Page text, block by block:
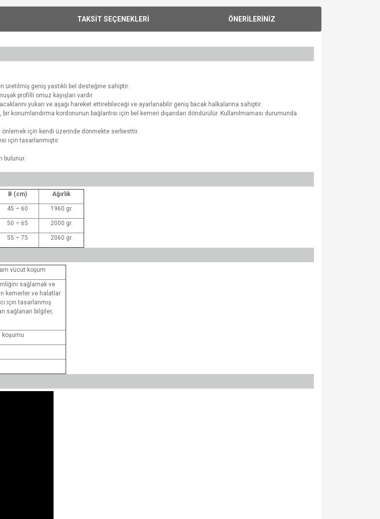
TAKSİT SEÇENEKLERİ ÖNERİLERİNİZ
geniş yastıklı bel desteğine sahiptir.
profilli omuz kayışları vardır.
yukarı ve aşağı hareket ettirebileceği ve ayarlanabilir geniş bacak halkalarına sahiptir.
konumlandırma kordonunun bağlantısı için bel kemeri dışarıdan döndürülür. Kullanılmaması durumunda
önlemek için kendi üzerinde dönmekte serbesttir.
için tasarlanmıştır.
bulunur.
B (cm) Ağırlık
45 ÷ 60 1960 gr.
50 ÷ 65 2000 gr.
55 ÷ 75 2060 gr.
vücut koşum
sağlamak ve
kemerler ve halatlar
için tasarlanmış
sağlanan bilgiler,
koşumu